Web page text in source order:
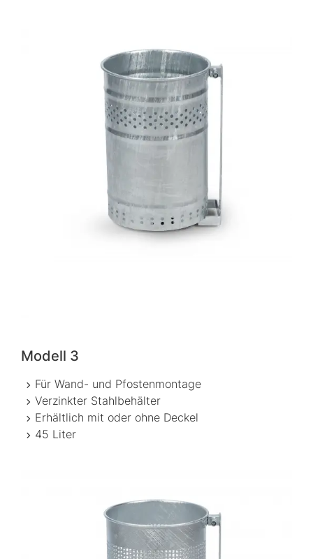
Modell 3
Für Wand- und Pfostenmontage
Verzinkter Stahlbehälter
Erhältlich mit oder ohne Deckel
45 Liter